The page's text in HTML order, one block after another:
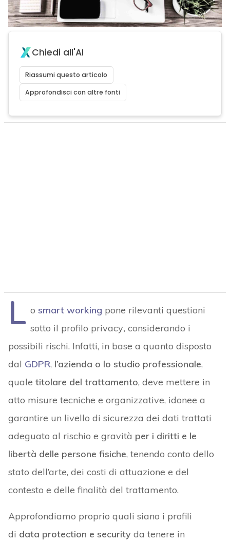
Chiedi all'AI
Riassumi questo articolo
Approfondisci con altre fonti
L o smart working pone rilevanti questioni
sotto il profilo privacy, considerando i
possibili rischi. Infatti, in base a quanto disposto
dal GDPR, l’azienda o lo studio professionale,
quale titolare del trattamento, deve mettere in
atto misure tecniche e organizzative, idonee a
garantire un livello di sicurezza dei dati trattati
adeguato al rischio e gravità per i diritti e le
libertà delle persone fisiche, tenendo conto dello
stato dell’arte, dei costi di attuazione e del
contesto e delle finalità del trattamento.
Approfondiamo proprio quali siano i profili
di data protection e security da tenere in